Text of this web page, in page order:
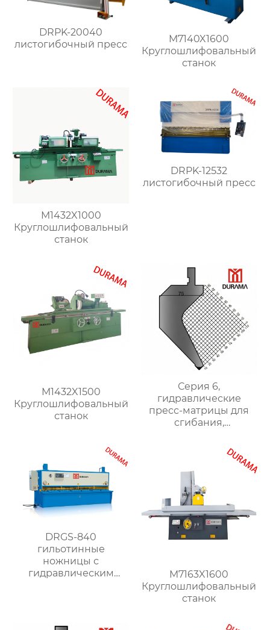
DRPK-20040
листогибочный пресс
M7140X1600
Круглошлифовальный
станок
M1432X1000
Круглошлифовальный
станок
DRPK-12532
листогибочный пресс
M1432X1500
Круглошлифовальный
станок
Серия 6,
гидравлические
пресс-матрицы для
сгибания,
формы для сгибания
листового металла
DRGS-840
гильотинные
ножницы с
гидравлическим
M7163X1600
Круглошлифовальный
станок